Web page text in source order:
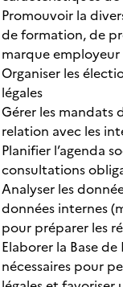
Promouvoir la
de formation, de
marque employeur
Organiser les
légales
Gérer les mandats
relation avec les
Planifier l’agenda
consultations
Analyser les
données internes
pour préparer les
Elaborer la Base
nécessaires pour